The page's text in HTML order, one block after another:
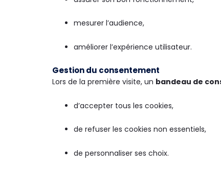
mesurer l’audience,
améliorer l’expérience utilisateur.
Gestion du consentement
Lors de la première visite, un bandeau de
d’accepter tous les cookies,
de refuser les cookies non essentiels,
de personnaliser ses choix.